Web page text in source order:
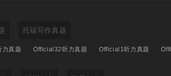
托福写作真题
真题 Official32听力真题 Official1听力真题